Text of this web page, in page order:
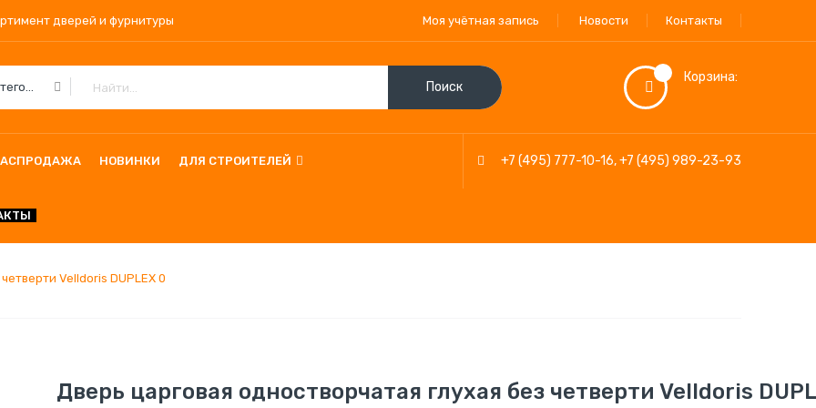
дверей и фурнитуры Моя учётная запись Новости Контакты
Корзина:
Все Категории Поиск
НОВИНКИ ДЛЯ СТРОИТЕЛЕЙ +7 (495) 777-10-16,+7 (495) 989-23-93
Velldoris DUPLEX 0
Дверь царговая одностворчатая глухая без четверти Velldoris